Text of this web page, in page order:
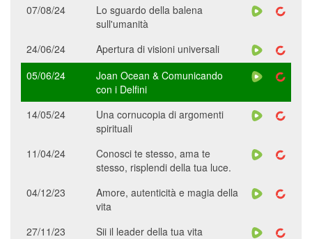
07/08/24
Lo sguardo della balena
sull'umanità
24/06/24
Apertura di visioni universali
05/06/24
Joan Ocean & Comunicando
con i Delfini
14/05/24
Una cornucopia di argomenti
spirituali
11/04/24
Conosci te stesso, ama te
stesso, risplendi della tua luce.
04/12/23
Amore, autenticità e magia della
vita
27/11/23
Sii il leader della tua vita